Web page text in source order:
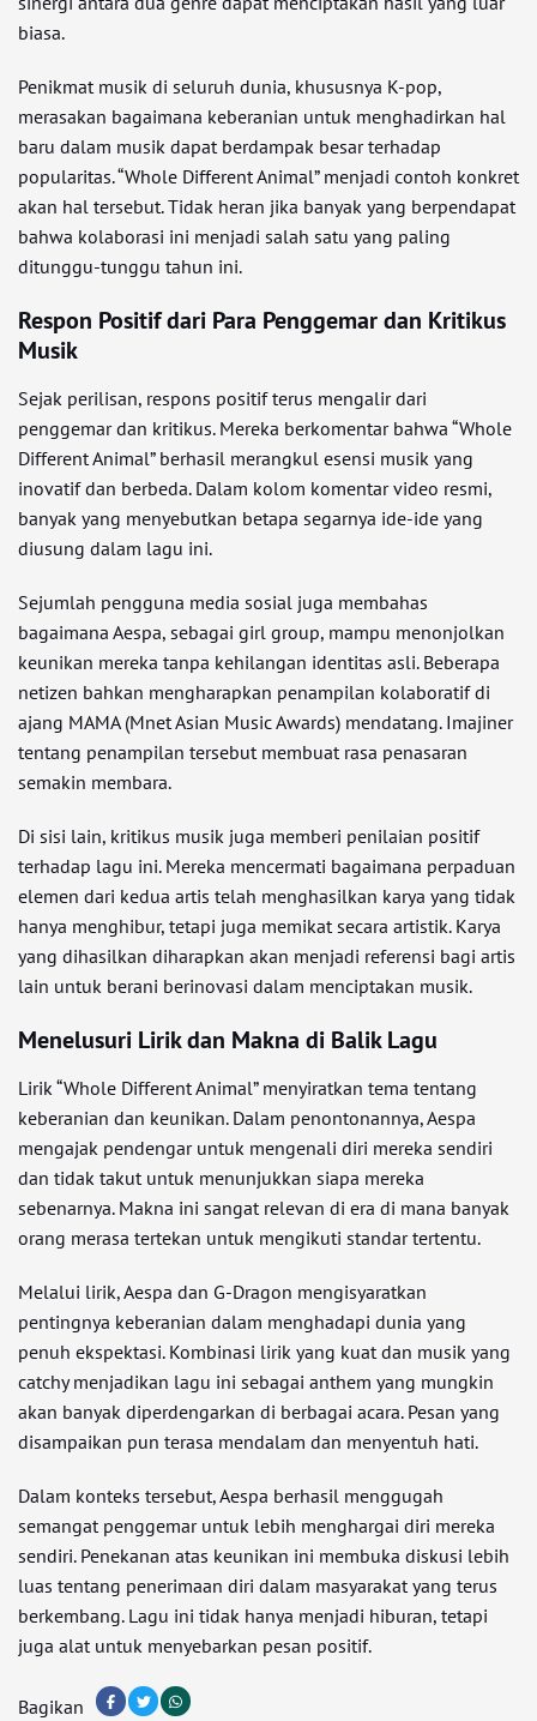
biasa.
Penikmat musik di seluruh dunia, khususnya K-pop,
merasakan bagaimana keberanian untuk menghadirkan hal
baru dalam musik dapat berdampak besar terhadap
popularitas. “Whole Different Animal” menjadi contoh konkret
akan hal tersebut. Tidak heran jika banyak yang berpendapat
bahwa kolaborasi ini menjadi salah satu yang paling
ditunggu-tunggu tahun ini.
Respon Positif dari Para Penggemar dan Kritikus
Musik
Sejak perilisan, respons positif terus mengalir dari
penggemar dan kritikus. Mereka berkomentar bahwa “Whole
Different Animal” berhasil merangkul esensi musik yang
inovatif dan berbeda. Dalam kolom komentar video resmi,
banyak yang menyebutkan betapa segarnya ide-ide yang
diusung dalam lagu ini.
Sejumlah pengguna media sosial juga membahas
bagaimana Aespa, sebagai girl group, mampu menonjolkan
keunikan mereka tanpa kehilangan identitas asli. Beberapa
netizen bahkan mengharapkan penampilan kolaboratif di
ajang MAMA (Mnet Asian Music Awards) mendatang. Imajiner
tentang penampilan tersebut membuat rasa penasaran
semakin membara.
Di sisi lain, kritikus musik juga memberi penilaian positif
terhadap lagu ini. Mereka mencermati bagaimana perpaduan
elemen dari kedua artis telah menghasilkan karya yang tidak
hanya menghibur, tetapi juga memikat secara artistik. Karya
yang dihasilkan diharapkan akan menjadi referensi bagi artis
lain untuk berani berinovasi dalam menciptakan musik.
Menelusuri Lirik dan Makna di Balik Lagu
Lirik “Whole Different Animal” menyiratkan tema tentang
keberanian dan keunikan. Dalam penontonannya, Aespa
mengajak pendengar untuk mengenali diri mereka sendiri
dan tidak takut untuk menunjukkan siapa mereka
sebenarnya. Makna ini sangat relevan di era di mana banyak
orang merasa tertekan untuk mengikuti standar tertentu.
Melalui lirik, Aespa dan G-Dragon mengisyaratkan
pentingnya keberanian dalam menghadapi dunia yang
penuh ekspektasi. Kombinasi lirik yang kuat dan musik yang
catchy menjadikan lagu ini sebagai anthem yang mungkin
akan banyak diperdengarkan di berbagai acara. Pesan yang
disampaikan pun terasa mendalam dan menyentuh hati.
Dalam konteks tersebut, Aespa berhasil menggugah
semangat penggemar untuk lebih menghargai diri mereka
sendiri. Penekanan atas keunikan ini membuka diskusi lebih
luas tentang penerimaan diri dalam masyarakat yang terus
berkembang. Lagu ini tidak hanya menjadi hiburan, tetapi
juga alat untuk menyebarkan pesan positif.
Bagikan